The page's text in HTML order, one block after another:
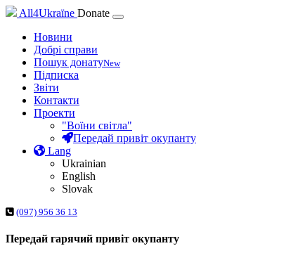
All4Ukraїne Donate
Новини
Добрі справи
Пошук донатуNew
Підписка
Звіти
Контакти
Проекти
"Воїни світла"
Передай привіт окупанту
Lang
Ukrainian
English
Slovak
(097) 956 36 13
Передай гарячий привіт окупанту